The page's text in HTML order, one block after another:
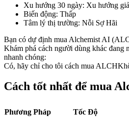
USDC Futures vĩnh cửu
Futures sử dụng USDC làm tài
Xu hướng 30 ngày: Xu hướng
Biến động: Thấp
Tâm lý thị trường: Nỗi Sợ Hãi
Bạn có dự định mua Alchemist AI
Khám phá cách người dùng khác đang
nhanh chóng:
Có, hãy chỉ cho tôi cách mua ALCH
Cách tốt nhất để mua
Phương Pháp Tốc Độ